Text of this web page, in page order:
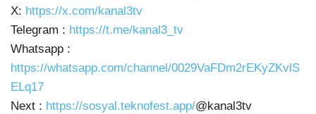
X: https://x.com/kanal3tv
Telegram : https://t.me/kanal3_tv
Whatsapp :
https://whatsapp.com/channel/0029VaFDm2rEKyZKvlS
ELq17
Next : https://sosyal.teknofest.app/@kanal3tv